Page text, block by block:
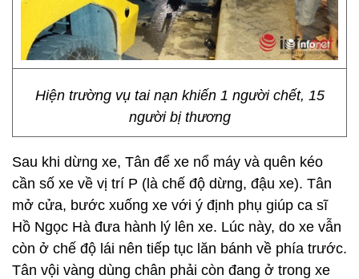
Hiện trường vụ tai nạn khiến 1 người chết, 15
người bị thương
Sau khi dừng xe, Tân để xe nổ máy và quên kéo
cần số xe về vị trí P (là chế độ dừng, đậu xe). Tân
mở cửa, bước xuống xe với ý định phụ giúp ca sĩ
Hồ Ngọc Hà đưa hành lý lên xe. Lúc này, do xe vẫn
còn ở chế độ lái nên tiếp tục lăn bánh về phía trước.
Tân vội vàng dùng chân phải còn đang ở trong xe